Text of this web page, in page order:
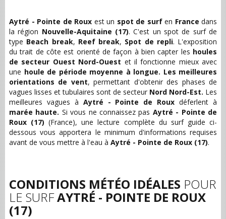
Aytré - Pointe de Roux est un spot de surf en France dans
la région Nouvelle-Aquitaine (17). C'est un spot de surf de
type Beach break Reef break Spot de repli L'exposition
du trait de côte est orienté de façon à bien capter les houles
de secteur Ouest Nord-Ouest et il fonctionne mieux avec
une houle de période moyenne à longue. Les meilleures
orientations de vent, permettant d'obtenir des phases de
vagues lisses et tubulaires sont de secteur Nord Nord-Est. Les
meilleures vagues à Aytré - Pointe de Roux déferlent à
marée haute. Si vous ne connaissez pas Aytré - Pointe de
Roux (17) (France), une lecture complète du surf guide ci-
dessous vous apportera le minimum d'informations requises
avant de vous mettre à l'eau à Aytré - Pointe de Roux (17).
CONDITIONS MÉTÉO IDÉALES POUR
LE SURFAYTRÉ - POINTE DE ROUX
(17)